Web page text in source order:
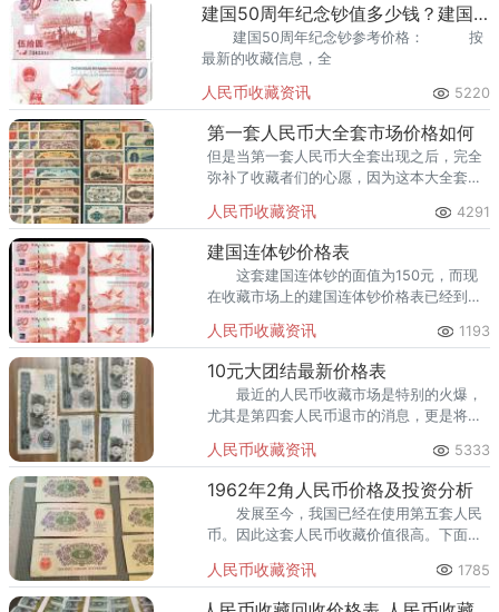
建国50周年纪念钞值多少钱？建国钞收藏价格
建国50周年纪念钞参考价格： 按
最新的收藏信息，全
人民币收藏资讯 5220
第一套人民币大全套市场价格如何
但是当第一套人民币大全套出现之后，完全
弥补了收藏者们的心愿，因为这本大全套里
人民币收藏资讯 4291
建国连体钞价格表
这套建国连体钞的面值为150元，而现
在收藏市场上的建国连体钞价格表已经到了
投资者在继续购买，从消耗能力来看，建国
连体钞已经进入了
人民币收藏资讯 1193
10元大团结最新价格表
最近的人民币收藏市场是特别的火爆，
尤其是第四套人民币退市的消息，更是将第
人民币收藏资讯 5333
1962年2角人民币价格及投资分析
发展至今，我国已经在使用第五套人民
币。因此这套人民币收藏价值很高。下面我
格。
人民币收藏资讯 1785